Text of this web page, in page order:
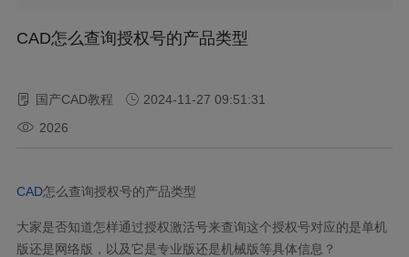
CAD怎么查询授权号的产品类型
国产CAD教程
2024-11-27 09:51:31
2026
CAD怎么查询授权号的产品类型
大家是否知道怎样通过授权激活号来查询这个授权号对应的是单机
版还是网络版，以及它是专业版还是机械版等具体信息？